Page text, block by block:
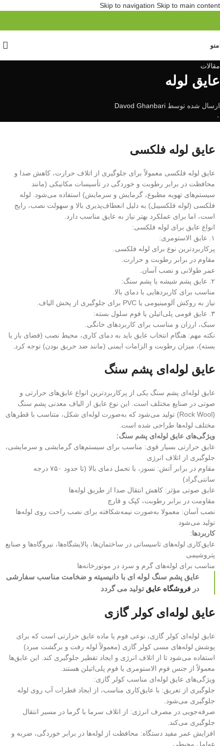
Skip to navigation Skip to main content
منو
مقالات
عایق لوله
ارسال شده توسط Davod Ghanbari
۰
عایق لوله فلکسی
عایق لوله فلکسی معمولاً برای جلوگیری از اتلاف حرارت، کاهش صدا و
محافظت در برابر رطوبت و خوردگی در تأسیسات مکانیکی (مانند
سیستم‌های تهویه مطبوع، گرمایش و سرمایش) استفاده می‌شود. لوله
فلکسی (لوله فلکسیبل) به دلیل انعطاف‌پذیری بالا و سهولت نصب، رایج
است، اما برای عملکرد بهتر نیاز به عایق مناسب دارد.
انواع عایق برای لوله فلکسی:
۱.⁠ ⁠عایق الاستومری:
پرکاربردترین نوع برای لوله فلکسی.
مقاوم در برابر رطوبت و حرارت.
عمر طولانی و نصب آسان.
۲.⁠ ⁠عایق پشم شیشه یا پشم سنگ:
مناسب برای کاربردهایی با دمای بالا.
نیاز به روکش آلومینیومی یا PVC برای جلوگیری از پخش الیاف.
۳.⁠ ⁠عایق فومی پلی‌اتیلن یا فوم سلول بسته:
سبک، ارزان و مناسب برای کاربردهای خانگی.
نکته مهم: هنگام انتخاب عایق باید به دمای کاری، محیط نصب (فضای باز یا
بسته)، میزان رطوبت و الزامات ایمنی (مانند ضد حریق بودن) توجه کرد.
عایق لوله‌ای پشم سنگ
عایق لوله‌ای پشم سنگ یکی از پرکاربردترین انواع عایق‌های حرارتی و
صوتی در صنایع مختلف است. این نوع عایق از الیاف معدنی پشم سنگ
(Rock Wool) تولید می‌شود که به‌صورت لوله‌ای شکل، متناسب با قطرهای
مختلف لوله‌ها طراحی شده است.
ویژگی‌های عایق لوله‌ای پشم سنگ:
عایق حرارتی بسیار قوی: مناسب برای سیستم‌های گرمایشی و سرمایشی،
جلوگیری از اتلاف انرژی
مقاوم در برابر آتش: نسوز، با تحمل دمای بالا (تا حدود ۷۵۰ درجه
سانتی‌گراد)
عایق صوتی مؤثر: کاهش انتقال صدا از طریق لوله‌ها
مقاومت در برابر رطوبت، کپک و قارچ
نصب آسان: معمولا به‌صورت نیمه‌شکافته برای نصب راحت روی لوله‌ها
تولید می‌شود
کاربردها:
عایق‌کاری لوله‌های تاسیساتی در ساختمان‌ها، پالایشگاه‌ها، نیروگاه‌ها و صنایع
پتروشیمی
مناسب برای لوله‌های گرم و سرد در موتورخانه‌ها
عایق پشم سنگ لوله ای با دانیسیته و ضخامت مناسب سفارشی
در فروشگاه عایق تولید می گردد
عایق لوله‌ای کولر گازی
عایق لوله‌ای کولر گازی، نوعی فوم یا ماده عایق حرارتی است که برای
پوشش لوله‌های مسی کولر گازی (معمولاً لوله رفت و برگشت مبرد)
استفاده می‌شود تا از اتلاف انرژی و ایجاد تقطیر جلوگیری کند. این عایق‌ها
معمولاً از جنس فوم الاستومری یا فوم پلی‌اتیلن هستند.
ویژگی‌های عایق لوله‌ای مناسب کولر گازی:
جلوگیری از تعریق: با عایق‌کاری مناسب، از ایجاد قطرات آب روی لوله
جلوگیری می‌شود.
صرفه‌جویی در مصرف انرژی: از اتلاف سرما یا گرما در مسیر انتقال
جلوگیری می‌کند.
افزایش عمر مفید دستگاه: محافظت از لوله‌ها در برابر خوردگی، ضربه و
عوامل محیطی.